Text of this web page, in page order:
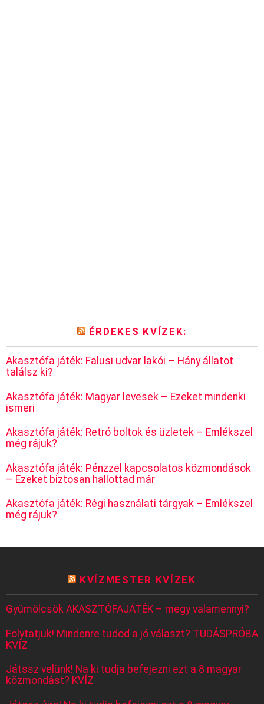
ÉRDEKES KVÍZEK:
Akasztófa játék: Falusi udvar lakói – Hány állatot
találsz ki?
Akasztófa játék: Magyar levesek – Ezeket mindenki
ismeri
Akasztófa játék: Retró boltok és üzletek – Emlékszel
még rájuk?
Akasztófa játék: Pénzzel kapcsolatos közmondások
– Ezeket biztosan hallottad már
Akasztófa játék: Régi használati tárgyak – Emlékszel
még rájuk?
KVÍZMESTER KVÍZEK
Gyümölcsök AKASZTÓFAJÁTÉK – megy valamennyi?
Folytatjuk! Mindenre tudod a jó választ? TUDÁSPRÓBA
KVÍZ
Játssz velünk! Na ki tudja befejezni ezt a 8 magyar
közmondást? KVÍZ